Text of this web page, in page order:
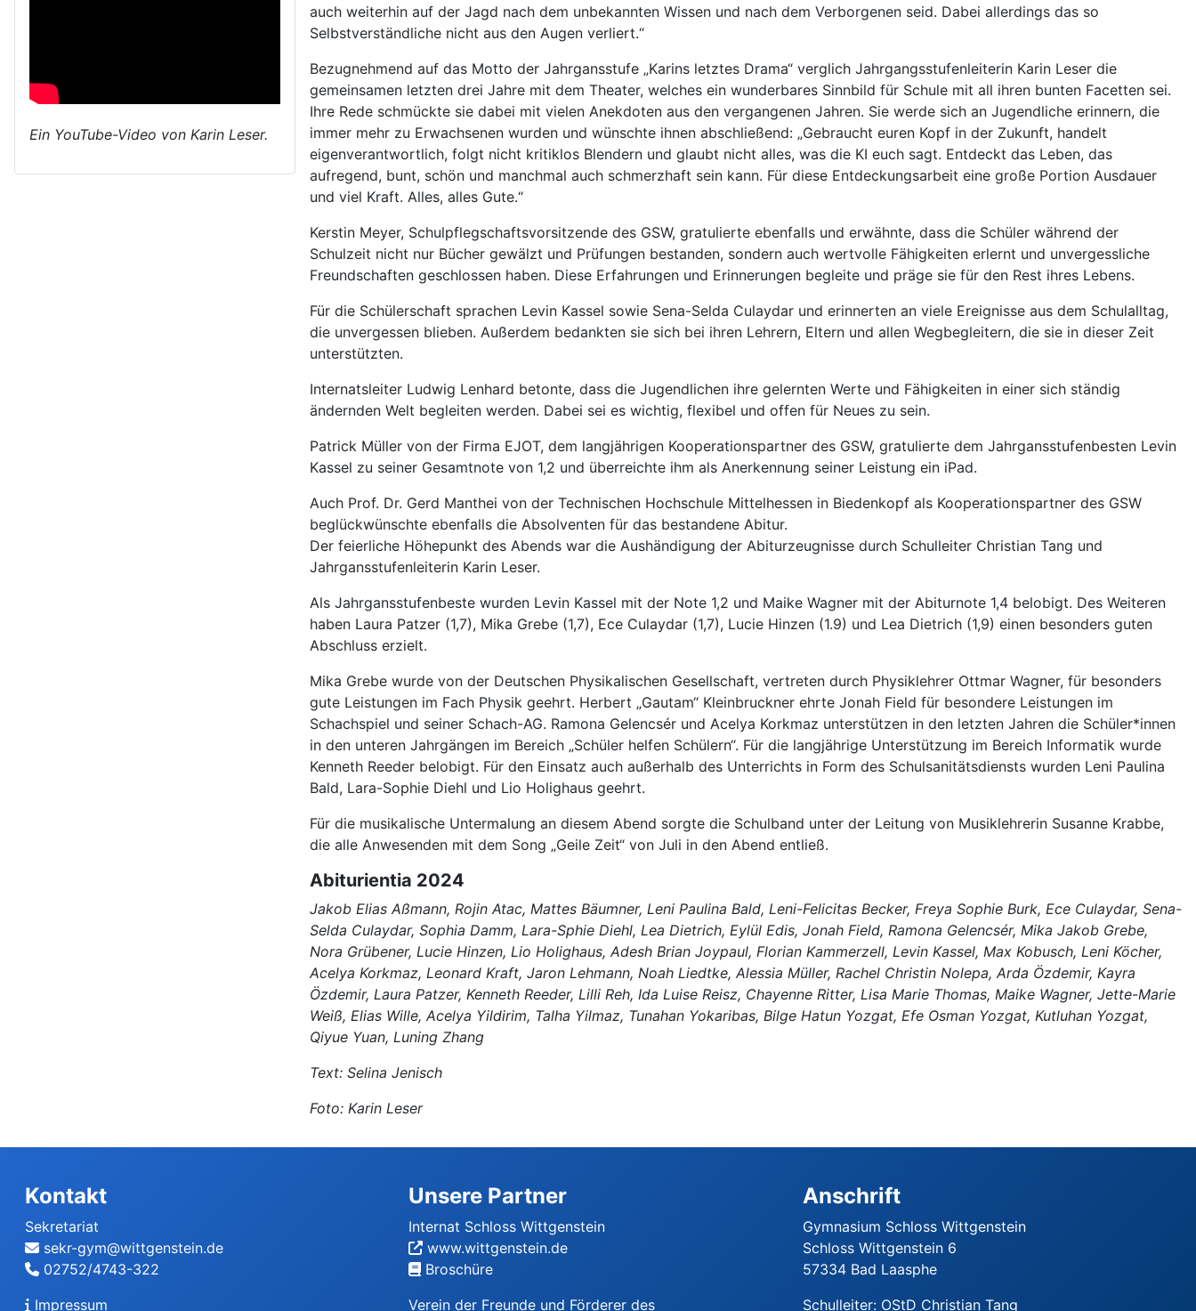
Ein YouTube-Video von Karin Leser.
auch weiterhin auf der Jagd nach dem unbekannten Wissen und nach dem Verborgenen seid. Dabei allerdings das so
Selbstverständliche nicht aus den Augen verliert.“
Bezugnehmend auf das Motto der Jahrgansstufe „Karins letztes Drama“ verglich Jahrgangsstufenleiterin Karin Leser die
gemeinsamen letzten drei Jahre mit dem Theater, welches ein wunderbares Sinnbild für Schule mit all ihren bunten Facetten sei.
Ihre Rede schmückte sie dabei mit vielen Anekdoten aus den vergangenen Jahren. Sie werde sich an Jugendliche erinnern, die
immer mehr zu Erwachsenen wurden und wünschte ihnen abschließend: „Gebraucht euren Kopf in der Zukunft, handelt
eigenverantwortlich, folgt nicht kritiklos Blendern und glaubt nicht alles, was die KI euch sagt. Entdeckt das Leben, das
aufregend, bunt, schön und manchmal auch schmerzhaft sein kann. Für diese Entdeckungsarbeit eine große Portion Ausdauer
und viel Kraft. Alles, alles Gute.“
Kerstin Meyer, Schulpflegschaftsvorsitzende des GSW, gratulierte ebenfalls und erwähnte, dass die Schüler während der
Schulzeit nicht nur Bücher gewälzt und Prüfungen bestanden, sondern auch wertvolle Fähigkeiten erlernt und unvergessliche
Freundschaften geschlossen haben. Diese Erfahrungen und Erinnerungen begleite und präge sie für den Rest ihres Lebens.
Für die Schülerschaft sprachen Levin Kassel sowie Sena-Selda Culaydar und erinnerten an viele Ereignisse aus dem Schulalltag,
die unvergessen blieben. Außerdem bedankten sie sich bei ihren Lehrern, Eltern und allen Wegbegleitern, die sie in dieser Zeit
unterstützten.
Internatsleiter Ludwig Lenhard betonte, dass die Jugendlichen ihre gelernten Werte und Fähigkeiten in einer sich ständig
ändernden Welt begleiten werden. Dabei sei es wichtig, flexibel und offen für Neues zu sein.
Patrick Müller von der Firma EJOT, dem langjährigen Kooperationspartner des GSW, gratulierte dem Jahrgansstufenbesten Levin
Kassel zu seiner Gesamtnote von 1,2 und überreichte ihm als Anerkennung seiner Leistung ein iPad.
Auch Prof. Dr. Gerd Manthei von der Technischen Hochschule Mittelhessen in Biedenkopf als Kooperationspartner des GSW
beglückwünschte ebenfalls die Absolventen für das bestandene Abitur.
Der feierliche Höhepunkt des Abends war die Aushändigung der Abiturzeugnisse durch Schulleiter Christian Tang und
Jahrgansstufenleiterin Karin Leser.
Als Jahrgansstufenbeste wurden Levin Kassel mit der Note 1,2 und Maike Wagner mit der Abiturnote 1,4 belobigt. Des Weiteren
haben Laura Patzer (1,7), Mika Grebe (1,7), Ece Culaydar (1,7), Lucie Hinzen (1.9) und Lea Dietrich (1,9) einen besonders guten
Abschluss erzielt.
Mika Grebe wurde von der Deutschen Physikalischen Gesellschaft, vertreten durch Physiklehrer Ottmar Wagner, für besonders
gute Leistungen im Fach Physik geehrt. Herbert „Gautam“ Kleinbruckner ehrte Jonah Field für besondere Leistungen im
Schachspiel und seiner Schach-AG. Ramona Gelencsér und Acelya Korkmaz unterstützen in den letzten Jahren die Schüler*innen
in den unteren Jahrgängen im Bereich „Schüler helfen Schülern“. Für die langjährige Unterstützung im Bereich Informatik wurde
Kenneth Reeder belobigt. Für den Einsatz auch außerhalb des Unterrichts in Form des Schulsanitätsdiensts wurden Leni Paulina
Bald, Lara-Sophie Diehl und Lio Holighaus geehrt.
Für die musikalische Untermalung an diesem Abend sorgte die Schulband unter der Leitung von Musiklehrerin Susanne Krabbe,
die alle Anwesenden mit dem Song „Geile Zeit“ von Juli in den Abend entließ.
Abiturientia 2024
Jakob Elias Aßmann, Rojin Atac, Mattes Bäumner, Leni Paulina Bald, Leni-Felicitas Becker, Freya Sophie Burk, Ece Culaydar, Sena-
Selda Culaydar, Sophia Damm, Lara-Sphie Diehl, Lea Dietrich, Eylül Edis, Jonah Field, Ramona Gelencsér, Mika Jakob Grebe,
Nora Grübener, Lucie Hinzen, Lio Holighaus, Adesh Brian Joypaul, Florian Kammerzell, Levin Kassel, Max Kobusch, Leni Köcher,
Acelya Korkmaz, Leonard Kraft, Jaron Lehmann, Noah Liedtke, Alessia Müller, Rachel Christin Nolepa, Arda Özdemir, Kayra
Özdemir, Laura Patzer, Kenneth Reeder, Lilli Reh, Ida Luise Reisz, Chayenne Ritter, Lisa Marie Thomas, Maike Wagner, Jette-Marie
Weiß, Elias Wille, Acelya Yildirim, Talha Yilmaz, Tunahan Yokaribas, Bilge Hatun Yozgat, Efe Osman Yozgat, Kutluhan Yozgat,
Qiyue Yuan, Luning Zhang
Text: Selina Jenisch
Foto: Karin Leser
Kontakt
Sekretariat
sekr-gym@wittgenstein.de
02752/4743-322
Impressum
Unsere Partner
Internat Schloss Wittgenstein
www.wittgenstein.de
Broschüre
Verein der Freunde und Förderer des
Anschrift
Gymnasium Schloss Wittgenstein
Schloss Wittgenstein 6
57334 Bad Laasphe
Schulleiter: OStD Christian Tang